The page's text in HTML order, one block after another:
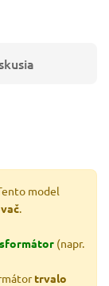
model
(napr.
trvalo